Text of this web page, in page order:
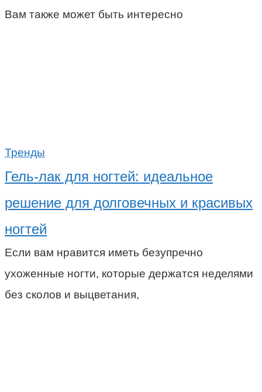
Вам также может быть интересно
Тренды
Гель-лак для ногтей: идеальное
решение для долговечных и красивых
ногтей
Если вам нравится иметь безупречно
ухоженные ногти, которые держатся неделями
без сколов и выцветания,